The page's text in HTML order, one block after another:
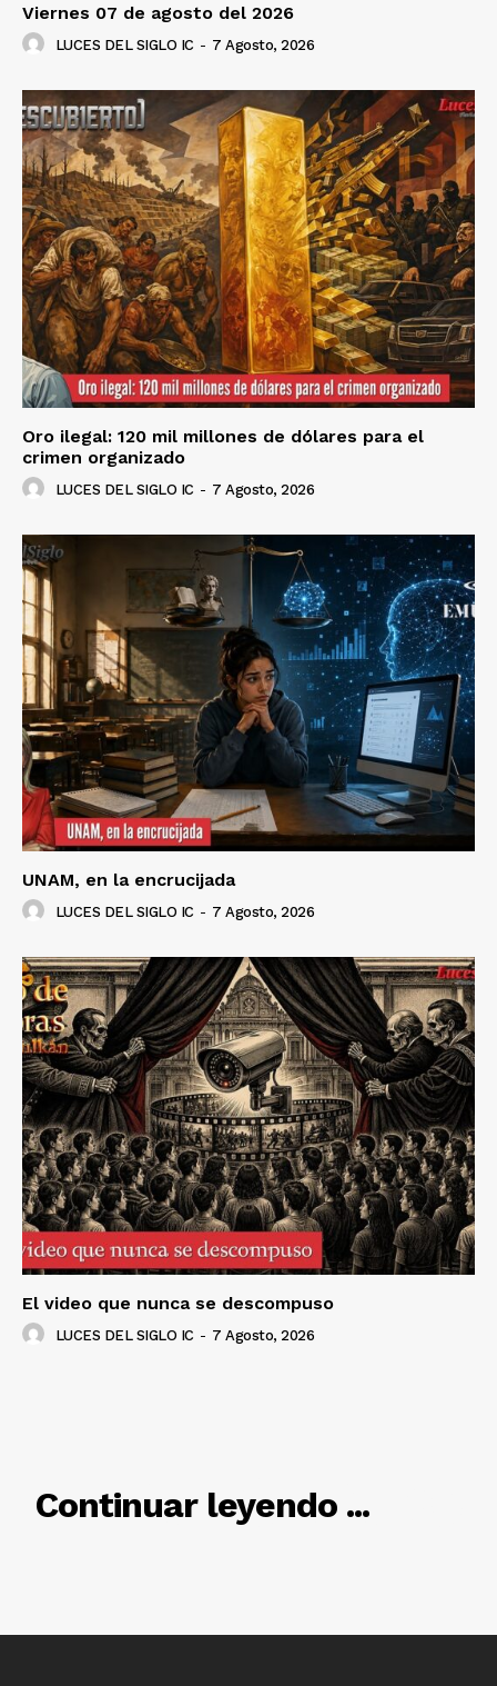
Viernes 07 de agosto del 2026
LUCES DEL SIGLO IC - 7 Agosto, 2026
Oro ilegal: 120 mil millones de dólares para el
crimen organizado
LUCES DEL SIGLO IC - 7 Agosto, 2026
UNAM, en la encrucijada
LUCES DEL SIGLO IC - 7 Agosto, 2026
El video que nunca se descompuso
LUCES DEL SIGLO IC - 7 Agosto, 2026
Continuar leyendo ...
RELACIONADO